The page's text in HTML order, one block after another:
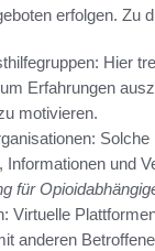
erfolgen. Zu
Hier
Erfahrungen
motivieren.
Informationen und
für
Virtuelle
anderen